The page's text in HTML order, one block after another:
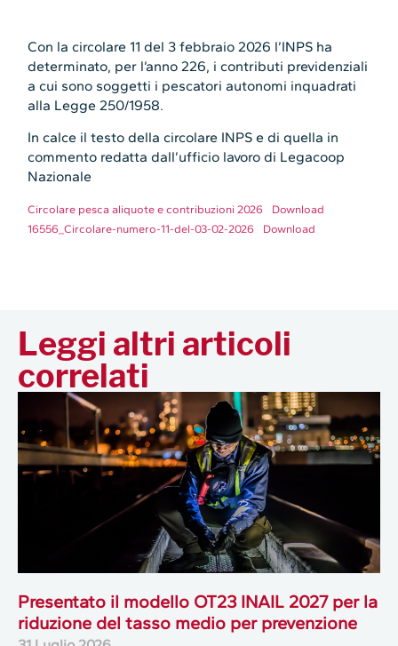
Con la circolare 11 del 3 febbraio 2026 l’INPS ha
determinato, per l’anno 226, i contributi previdenziali
a cui sono soggetti i pescatori autonomi inquadrati
alla Legge 250/1958.
In calce il testo della circolare INPS e di quella in
commento redatta dall’ufficio lavoro di Legacoop
Nazionale
Circolare pesca aliquote e contribuzioni 2026
Download
16556_Circolare-numero-11-del-03-02-2026
Download
Leggi altri articoli
correlati
Presentato il modello OT23 INAIL 2027 per la
riduzione del tasso medio per prevenzione